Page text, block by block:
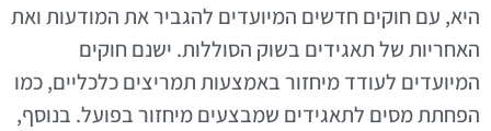
היא, עם חוקים חדשים המיועדים להגביר את המודעות ואת
האחריות של תאגידים בשוק הסוללות. ישנם חוקים
המיועדים לעודד מיחזור באמצעות תמריצים כלכליים, כמו
הפחתת מסים לתאגידים שמבצעים מיחזור בפועל. בנוסף,